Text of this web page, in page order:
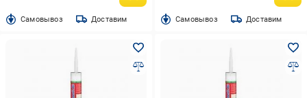
Cамовывоз Доставим Cамовывоз Доставим